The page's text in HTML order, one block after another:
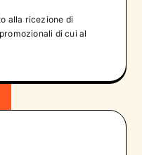
alla ricezione di
di cui al